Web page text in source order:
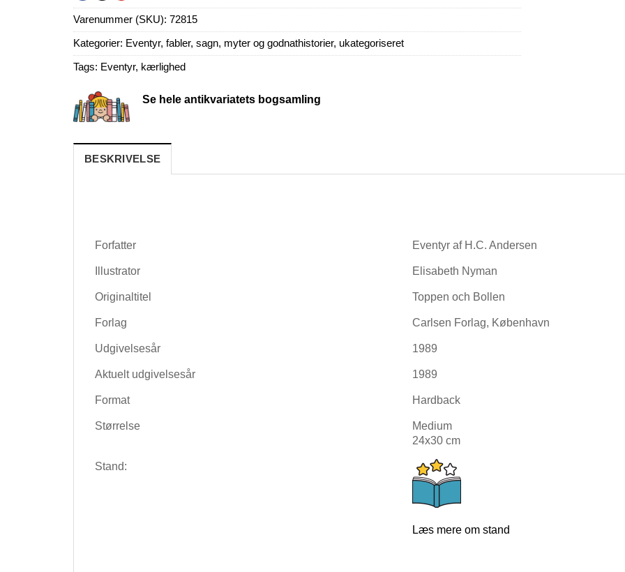
Varenummer (SKU): 72815
Kategorier: Eventyr, fabler, sagn, myter og godnathistorier, ukategoriseret
Tags: Eventyr, kærlighed
Se hele antikvariatets bogsamling
BESKRIVELSE
Forfatter Eventyr af H.C. Andersen
Illustrator Elisabeth Nyman
Originaltitel Toppen och Bollen
Forlag Carlsen Forlag, København
Udgivelsesår 1989
Aktuelt udgivelsesår 1989
Format Hardback
Størrelse
Medium
24x30 cm
Stand:
Læs mere om stand